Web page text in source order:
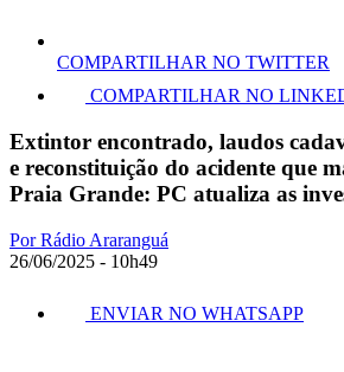
COMPARTILHAR NO TWITTER
COMPARTILHAR NO
Extintor encontrado, laudos
e reconstituição do acidente que
Praia Grande: PC atualiza as
Por Rádio Araranguá
26/06/2025 - 10h49
ENVIAR NO WHATSAPP